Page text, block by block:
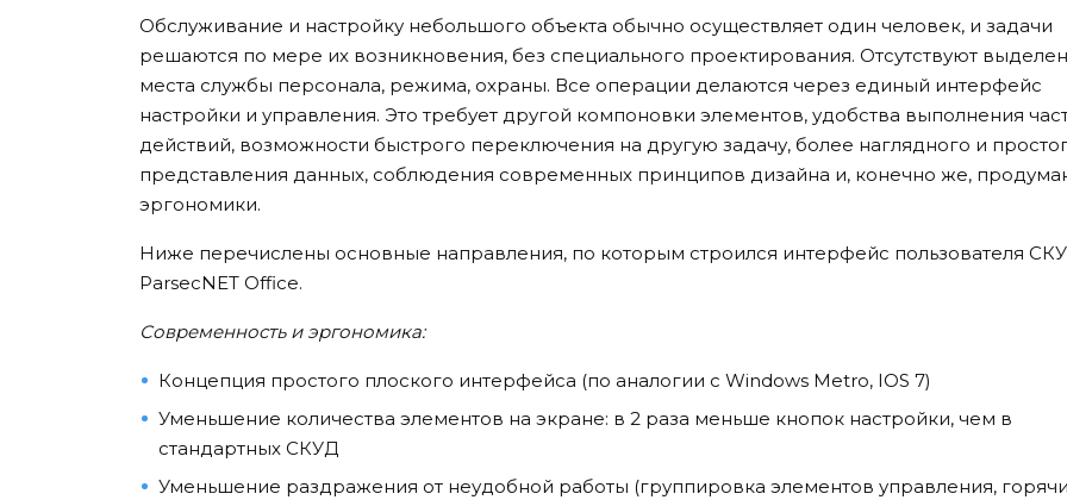
Обслуживание и настройку небольшого объекта обычно осуществляет один человек, и задачи
решаются по мере их возникновения, без специального проектирования. Отсутствуют
места службы персонала, режима, охраны. Все операции делаются через единый интерфейс
настройки и управления. Это требует другой компоновки элементов, удобства выполнения
действий, возможности быстрого переключения на другую задачу, более наглядного и
представления данных, соблюдения современных принципов дизайна и, конечно же,
эргономики.
Ниже перечислены основные направления, по которым строился интерфейс пользователя
ParsecNET Office.
Современность и эргономика:
Концепция простого плоского интерфейса (по аналогии с Windows Metro, IOS 7)
Уменьшение количества элементов на экране: в 2 раза меньше кнопок настройки, чем в
стандартных СКУД
Уменьшение раздражения от неудобной работы (группировка элементов управления,